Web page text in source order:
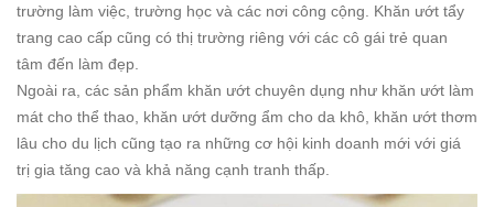
trường làm việc, trường học và các nơi công cộng. Khăn ướt tẩy
trang cao cấp cũng có thị trường riêng với các cô gái trẻ quan
tâm đến làm đẹp.
Ngoài ra, các sản phẩm khăn ướt chuyên dụng như khăn ướt làm
mát cho thể thao, khăn ướt dưỡng ẩm cho da khô, khăn ướt thơm
lâu cho du lịch cũng tạo ra những cơ hội kinh doanh mới với giá
trị gia tăng cao và khả năng cạnh tranh thấp.